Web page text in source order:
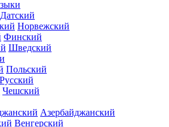
Датский
Норвежский
Финский
Шведский
Польский
Русский
Чешский
Азербайджанский
Венгерский